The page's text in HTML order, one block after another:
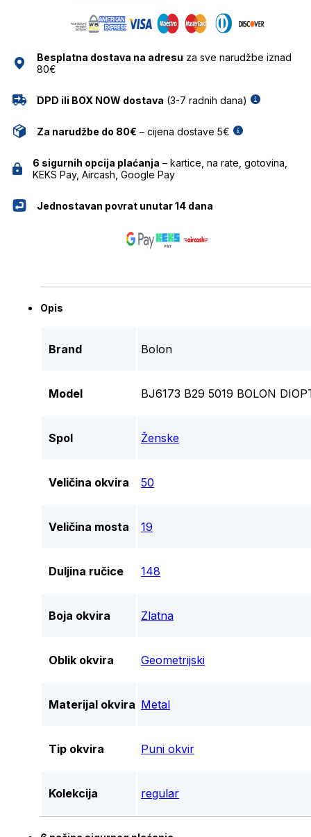
Besplatna dostava na adresu za sve narudžbe iznad
80€
DPD ili BOX NOW dostava (3-7 radnih dana)
Za narudžbe do 80€ – cijena dostave 5€
6 sigurnih opcija plaćanja – kartice, na rate, gotovina,
KEKS Pay, Aircash, Google Pay
Jednostavan povrat unutar 14 dana
Opis
Brand Bolon
Model BJ6173 B29 5019 BOLON
Spol Ženske
Veličina okvira 50
Veličina mosta 19
Duljina ručice 148
Boja okvira Zlatna
Oblik okvira Geometrijski
Materijal okvira Metal
Tip okvira Puni okvir
Kolekcija regular